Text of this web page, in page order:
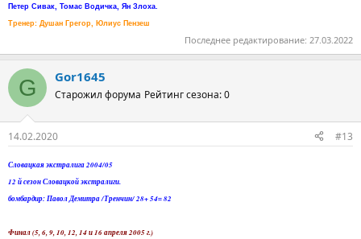
Петер Сивак, Томас Водичка, Ян Злоха.
Тренер: Душан Грегор, Юлиус Пензеш
Последнее редактирование: 27.03.2022
G Gor1645
Старожил форума Рейтинг сезона: 0
14.02.2020 #13
Словацкая экстралига 2004/05
12 й сезон Словацкой экстралиги.
бомбардир: Павол Демитра /Тренчин/ 28+ 54= 82
Финал (5, 6, 9, 10, 12, 14 и 16 апреля 2005 г.)